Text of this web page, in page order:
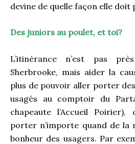
devine de quelle façon elle doit
Des juniors au poulet, et toi?
L’itinérance n’est pas
Sherbrooke, mais aider la
plus de pouvoir aller porter
usagés au comptoir du
chapeaute l’Accueil Poirier),
porter n’importe quand de
bonheur des usagers. Par